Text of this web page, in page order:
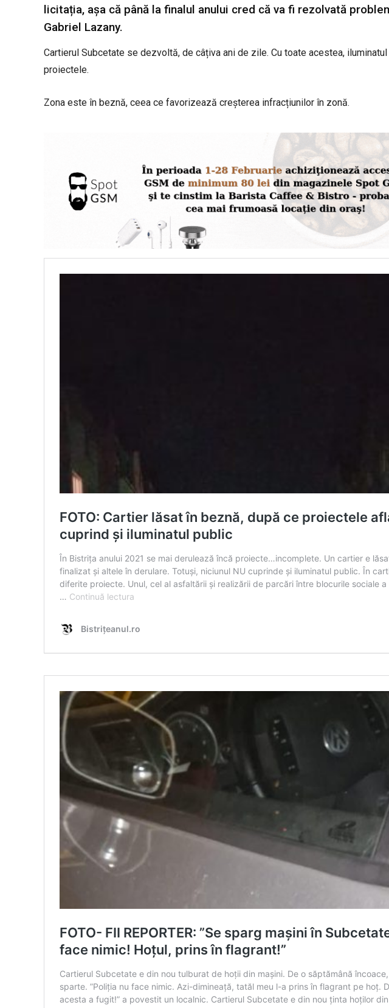
licitația, așa că până la finalul anului cred că va fi rezolvată
Gabriel Lazany.
Cartierul Subcetate se dezvoltă, de câțiva ani de zile. Cu toate acestea,
proiectele.
Zona este în beznă, ceea ce favorizează creșterea infracțiunilor în zonă.